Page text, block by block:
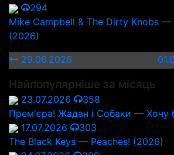
294
Mike Campbell & The Dirty Knobs —
(2026)
29.06.2026
Найпопулярніше за місяць
23.07.2026
358
Прем'єра! Жадан і Собаки — Хочу
17.07.2026
303
The Black Keys — Peaches! (2026)